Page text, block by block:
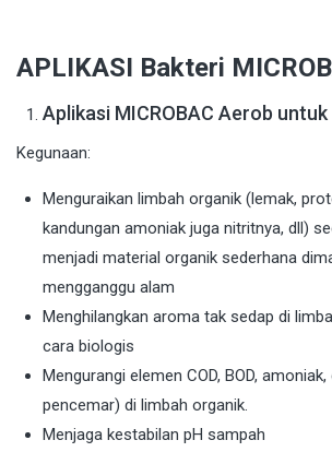
APLIKASI Bakteri
Aplikasi MICROBAC Aerob
Kegunaan:
Menguraikan limbah organik (lemak,
kandungan amoniak juga nitritnya, dll)
menjadi material organik sederhana
mengganggu alam
Menghilangkan aroma tak sedap di
cara biologis
Mengurangi elemen COD, BOD,
pencemar) di limbah organik.
Menjaga kestabilan pH sampah